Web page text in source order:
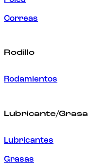
Correas
Rodillo
Rodamientos
Lubricante/Grasa
Lubricantes
Grasas